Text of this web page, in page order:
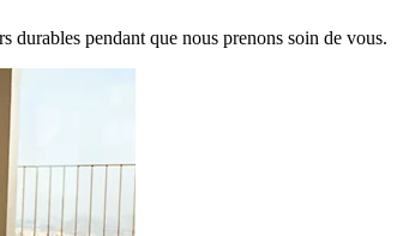
durables pendant que nous prenons soin de vous.